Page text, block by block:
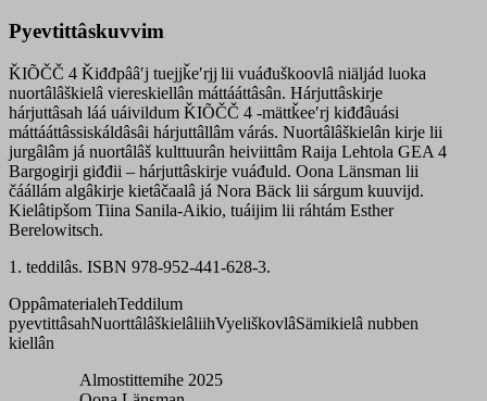
Pyevtittâskuvvim
ǨIÕČČ 4 Ǩiđđpââʹj tuejjǩeʹrjj lii vuáđuškoovlâ niäljád luoka
nuortâlâškielâ viereskiellân máttááttâsân. Hárjuttâskirje
hárjuttâsah láá uáivildum ǨIÕČČ 4 -mättǩeeʹrj kiđđâuási
máttááttâssiskáldâsâi hárjuttâllâm várás. Nuortâlâškielân kirje lii
jurgâlâm já nuortâlâš kulttuurân heiviittâm Raija Lehtola GEA 4
Bargogirji giđđii – hárjuttâskirje vuáđuld. Oona Länsman lii
čáállám algâkirje kietâčaalâ já Nora Bäck lii sárgum kuuvijd.
Kielâtipšom Tiina Sanila-Aikio, tuáijim lii ráhtám Esther
Berelowitsch.
1. teddilâs. ISBN 978-952-441-628-3.
OppâmaterialehTeddilum
pyevtittâsahNuorttâlâškielâliihVyeliškovlâSämikielâ nubben
kiellân
Almostittemihe 2025